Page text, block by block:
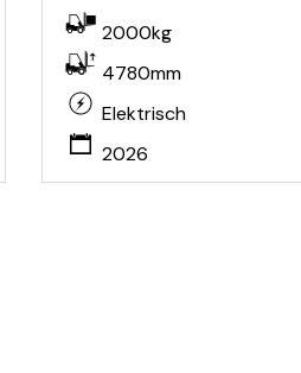
2000kg
4780mm
Elektrisch
2026